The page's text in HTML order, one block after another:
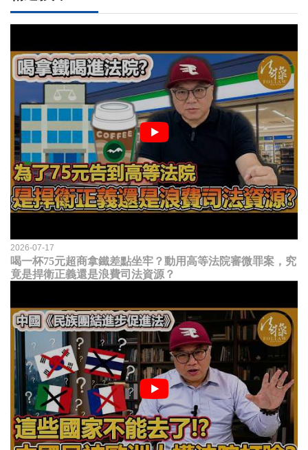
2026-07-17
喝一杯75元超商拿鐵差點坐牢？動用高等法院審微罪案，究
竟是捍衛正義還是浪費司法資源？